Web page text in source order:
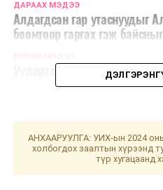
ДАРААХ МЭДЭЭ
Алдагдсан гар утаснуудыг
боомтоор гаргах гэж
Уулархаг нутгаар намар
АНХААРУУЛГА: УИХ-ын 2024
холбогдох заалтын хүрээнд
түр хугацаанд